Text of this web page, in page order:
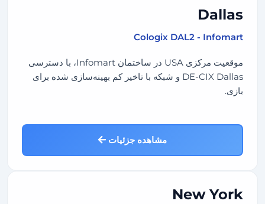
Dallas
Cologix DAL2 - Infomart
موقعیت مرکزی USA در ساختمان Infomart، با دسترسی
DE-CIX Dallas و شبکه با تاخیر کم بهینه‌سازی شده برای
بازی.
مشاهده جزئیات
New York